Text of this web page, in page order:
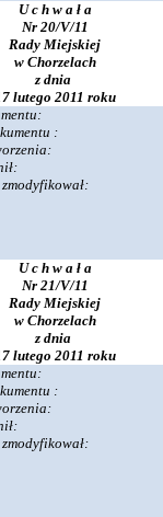
U c h w a ł a
Nr 20/V/11
Rady Miejskiej
w Chorzelach
z dnia
lutego 2011 roku
:
U c h w a ł a
Nr 21/V/11
Rady Miejskiej
w Chorzelach
z dnia
lutego 2011 roku
: